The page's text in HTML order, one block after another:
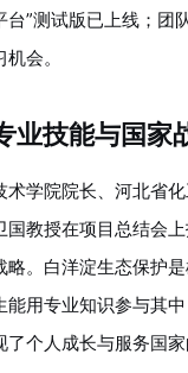
台”测试版已上线；团
会。
业技能与国家
术学院院长、河北省
国教授在项目总结会
略。白洋淀生态保护
用专业知识参与其中
了个人成长与服务国